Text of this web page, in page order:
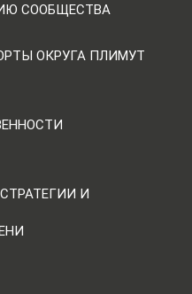
СООБЩЕСТВА
ОКРУГА ПЛИМУТ
И